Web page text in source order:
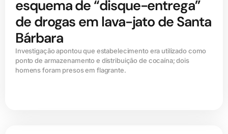
esquema de “disque-entrega”
de drogas em lava-jato de Santa
Bárbara
Investigação apontou que estabelecimento era utilizado como
ponto de armazenamento e distribuição de cocaína; dois
homens foram presos em flagrante.